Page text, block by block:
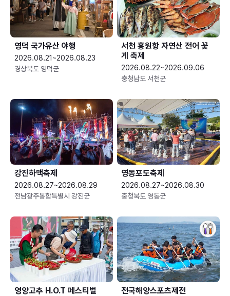
영덕 국가유산 야행
2026.08.21~2026.08.23
경상북도 영덕군
서천 홍원항 자연산 전어 꽃
게 축제
2026.08.22~2026.09.06
충청남도 서천군
강진하맥축제
2026.08.27~2026.08.29
전남광주통합특별시 강진군
영동포도축제
2026.08.27~2026.08.30
충청북도 영동군
영양고추 H.O.T 페스티벌 전국해양스포츠제전